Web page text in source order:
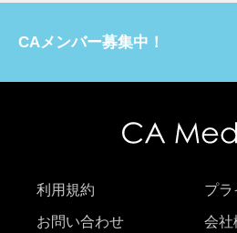
CAメンバー募集中！
利用規約 プラ
お問い合わせ 会社